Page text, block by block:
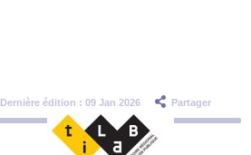
Dernière édition : 09 Jan 2026 Partager